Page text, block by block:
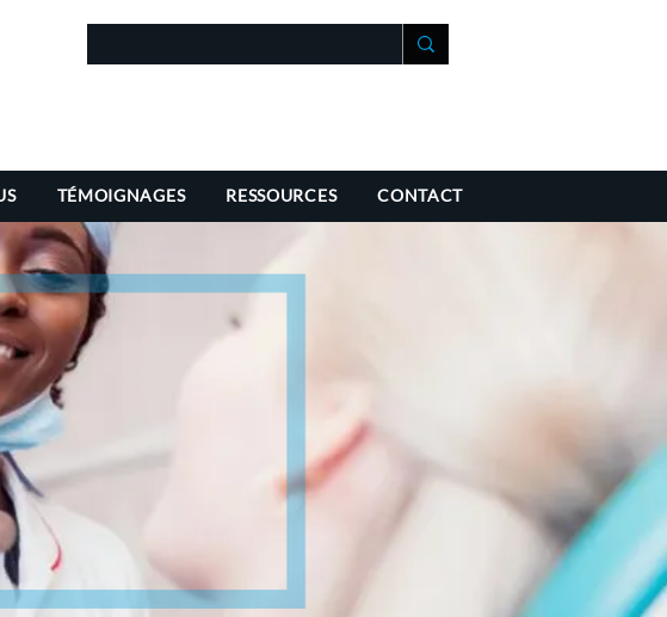
TÉMOIGNAGES RESSOURCES CONTACT